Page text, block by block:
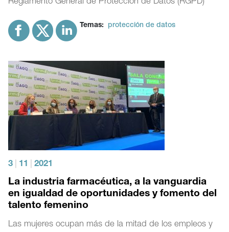
Reglamento General de Protección de Datos (RGPD)
Temas: protección de datos
3 11 2021
La industria farmacéutica, a la vanguardia
en igualdad de oportunidades y fomento del
talento femenino
Las mujeres ocupan más de la mitad de los empleos y